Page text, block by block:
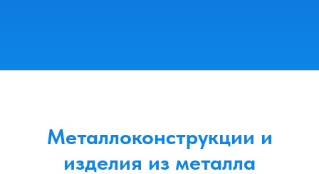
Металлоконструкции и
изделия из металла